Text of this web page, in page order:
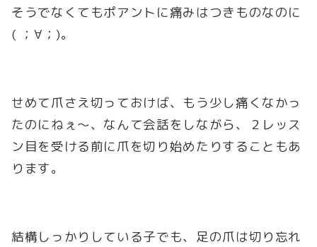
そうでなくてもポアントに痛みはつきものなのに
( ；∀；)。
せめて爪さえ切っておけば、もう少し痛くなかっ
たのにねぇ～、なんて会話をしながら、２レッス
ン目を受ける前に爪を切り始めたりすることもあ
ります。
結構しっかりしている子でも、足の爪は切り忘れ